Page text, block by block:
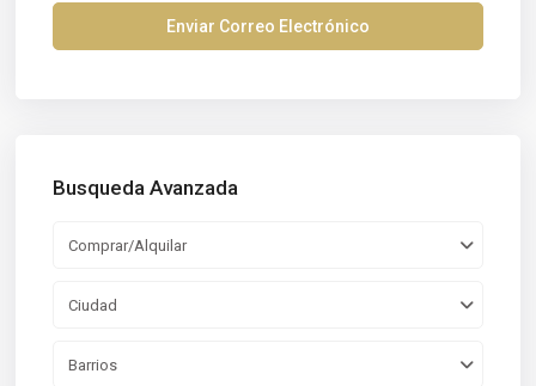
Busqueda Avanzada
Comprar/Alquilar
Ciudad
Barrios